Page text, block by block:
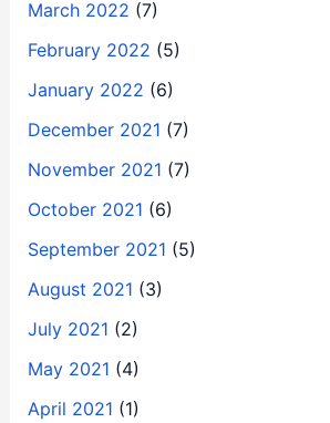
March 2022 (7)
February 2022 (5)
January 2022 (6)
December 2021 (7)
November 2021 (7)
October 2021 (6)
September 2021 (5)
August 2021 (3)
July 2021 (2)
May 2021 (4)
April 2021 (1)